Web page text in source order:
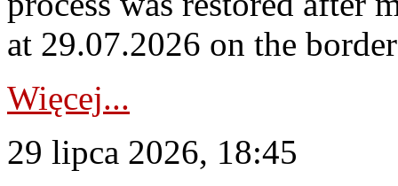
at 29.07.2026 on the
Więcej...
29 lipca 2026, 18:45